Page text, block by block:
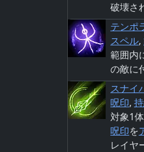
破壊さ
テンポ
スペル,
範囲内
の敵に
スナイ
呪印,
対象1
呪印を
レイヤ